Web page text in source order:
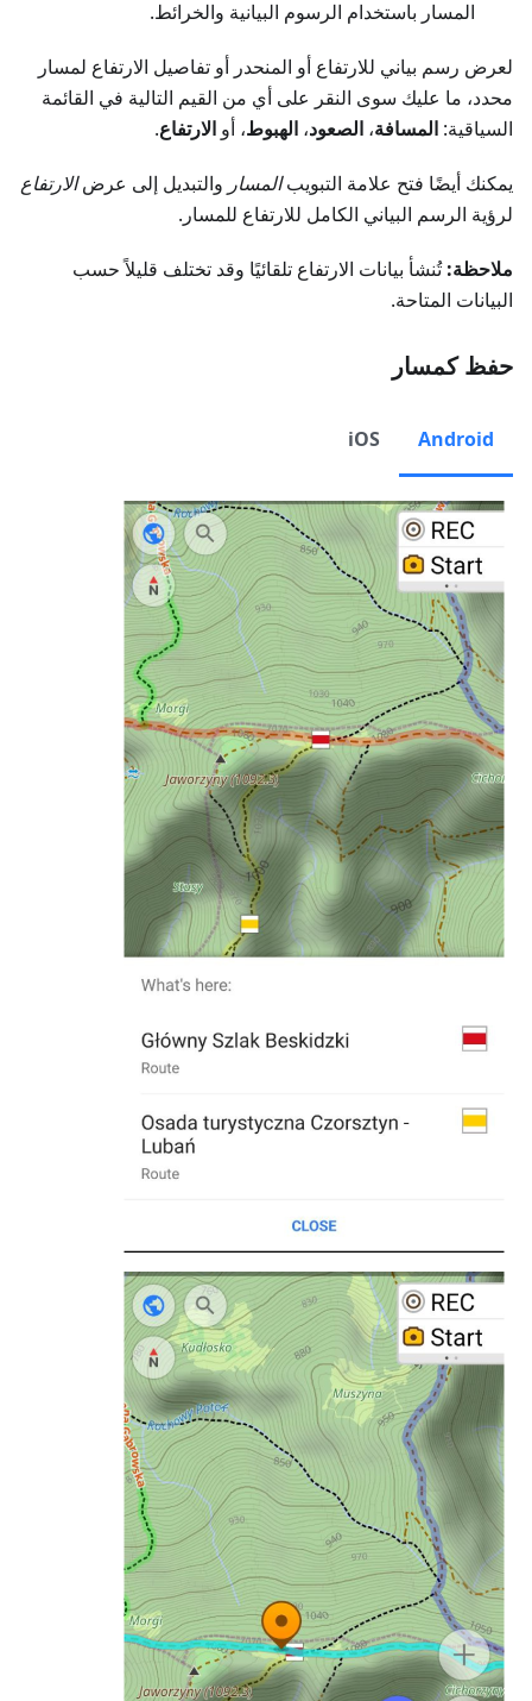
المسار باستخدام الرسوم البيانية والخرائط.
لعرض رسم بياني للارتفاع أو المنحدر أو تفاصيل الارتفاع لمسار
محدد، ما عليك سوى النقر على أي من القيم التالية في القائمة
السياقية: المسافة، الصعود، الهبوط، أو الارتفاع.
يمكنك أيضًا فتح علامة التبويبالمسار والتبديل إلى عرضالارتفاع
لرؤية الرسم البياني الكامل للارتفاع للمسار.
ملاحظة:تُنشأ بيانات الارتفاع تلقائيًا وقد تختلف قليلاً حسب
البيانات المتاحة.
حفظ كمسار
Android
iOS